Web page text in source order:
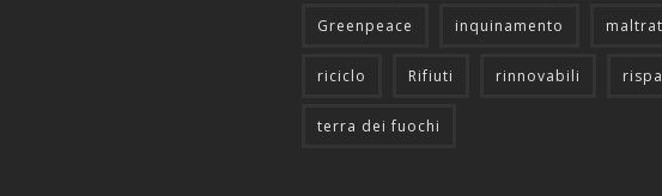
Greenpeace inquinamento
riciclo Rifiuti rinnovabili
terra dei fuochi